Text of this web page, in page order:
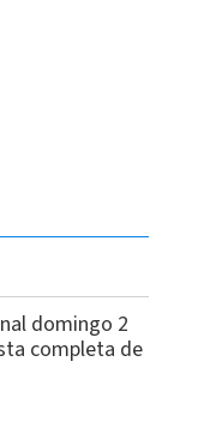
domingo 2
completa de